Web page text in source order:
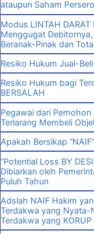
ataupun Saham
Modus LINTAH
Menggugat
Beranak-Pinak dan
Resiko Hukum Jual-
Resiko Hukum bagi
BERSALAH
Pegawai dari
Terlarang Membeli
Apakah Bersikap
“Potential Loss BY
Dibiarkan oleh
Puluh Tahun
Adslah NAIF Hakim
Terdakwa yang Nyata-
Terdakwa yang